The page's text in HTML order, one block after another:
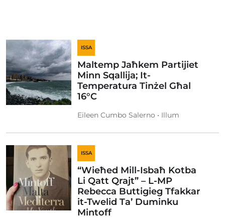
ISSA
Maltemp Jaħkem Partijiet
Minn Sqallija; It-
Temperatura Tinżel Għal
16°C
Eileen Cumbo Salerno • Illum
ISSA
“Wieħed Mill-Isbaħ Kotba
Li Qatt Qrajt” – L-MP
Rebecca Buttigieg Tfakkar
it-Twelid Ta’ Duminku
Mintoff